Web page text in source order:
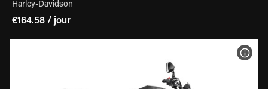
Harley-Davidson
€164.58 / jour